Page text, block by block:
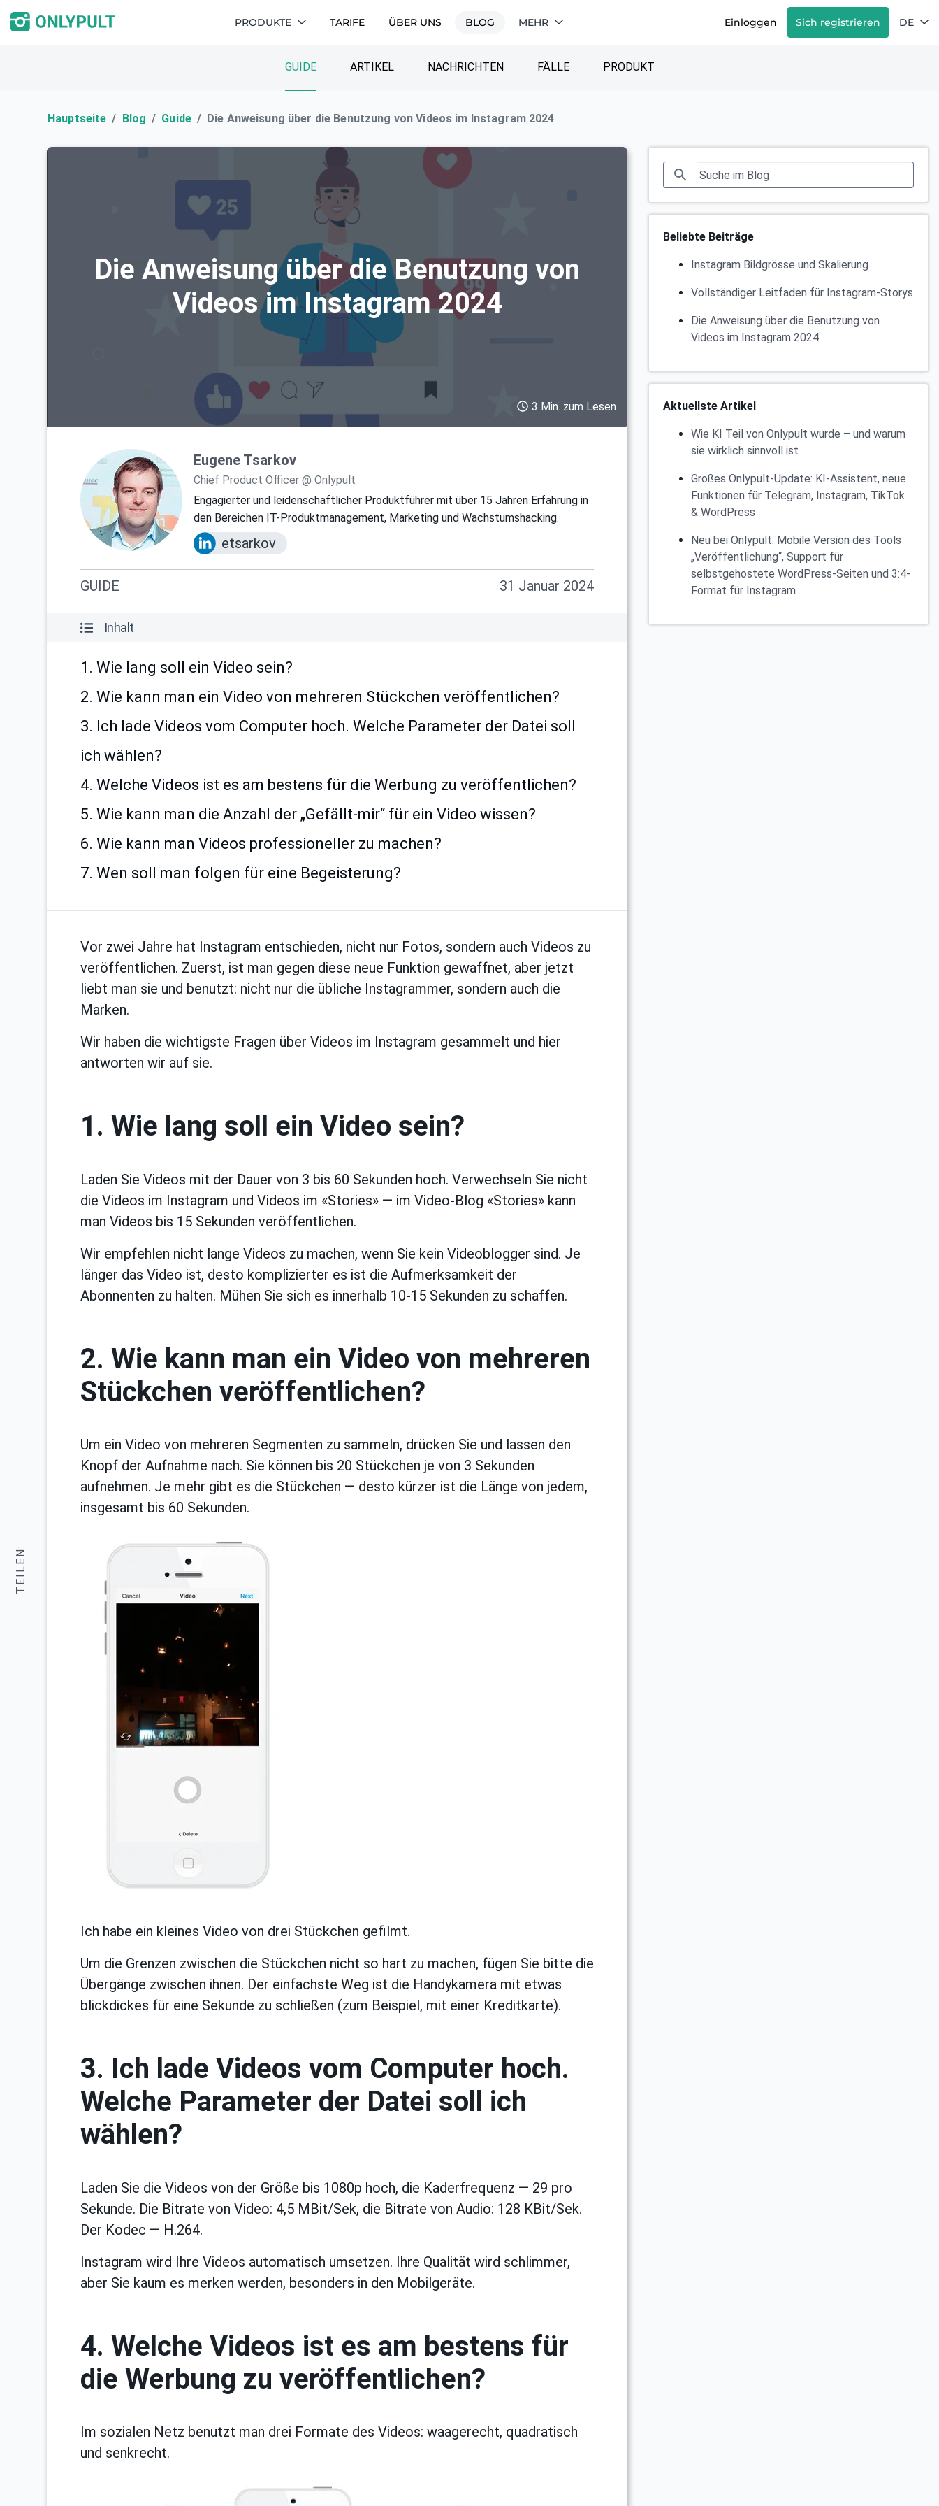
PRODUKTE TARIFE ÜBER UNS BLOG MEHR Einloggen Sich registrieren DE
GUIDE ARTIKEL NACHRICHTEN FÄLLE PRODUKT
Hauptseite Blog Guide Die Anweisung über die Benutzung von Videos im Instagram 2024
TEILEN:
Die Anweisung über die Benutzung von
Videos im Instagram 2024
3 Min. zum Lesen
Eugene Tsarkov
Chief Product Officer @ Onlypult
Engagierter und leidenschaftlicher Produktführer mit über 15 Jahren Erfahrung in
den Bereichen IT-Produktmanagement, Marketing und Wachstumshacking.
etsarkov
GUIDE 31 Januar 2024
Inhalt
1. Wie lang soll ein Video sein?
2. Wie kann man ein Video von mehreren Stückchen veröffentlichen?
3. Ich lade Videos vom Computer hoch. Welche Parameter der Datei soll
ich wählen?
4. Welche Videos ist es am bestens für die Werbung zu veröffentlichen?
5. Wie kann man die Anzahl der „Gefällt-mir“ für ein Video wissen?
6. Wie kann man Videos professioneller zu machen?
7. Wen soll man folgen für eine Begeisterung?
Vor zwei Jahre hat Instagram entschieden, nicht nur Fotos, sondern auch Videos zu
veröffentlichen. Zuerst, ist man gegen diese neue Funktion gewaffnet, aber jetzt
liebt man sie und benutzt: nicht nur die übliche Instagrammer, sondern auch die
Marken.
Wir haben die wichtigste Fragen über Videos im Instagram gesammelt und hier
antworten wir auf sie.
1. Wie lang soll ein Video sein?
Laden Sie Videos mit der Dauer von 3 bis 60 Sekunden hoch. Verwechseln Sie nicht
die Videos im Instagram und Videos im «Stories» — im Video-Blog «Stories» kann
man Videos bis 15 Sekunden veröffentlichen.
Wir empfehlen nicht lange Videos zu machen, wenn Sie kein Videoblogger sind. Je
länger das Video ist, desto komplizierter es ist die Aufmerksamkeit der
Abonnenten zu halten. Mühen Sie sich es innerhalb 10-15 Sekunden zu schaffen.
2. Wie kann man ein Video von mehreren
Stückchen veröffentlichen?
Um ein Video von mehreren Segmenten zu sammeln, drücken Sie und lassen den
Knopf der Aufnahme nach. Sie können bis 20 Stückchen je von 3 Sekunden
aufnehmen. Je mehr gibt es die Stückchen — desto kürzer ist die Länge von jedem,
insgesamt bis 60 Sekunden.
Ich habe ein kleines Video von drei Stückchen gefilmt.
Um die Grenzen zwischen die Stückchen nicht so hart zu machen, fügen Sie bitte die
Übergänge zwischen ihnen. Der einfachste Weg ist die Handykamera mit etwas
blickdickes für eine Sekunde zu schließen (zum Beispiel, mit einer Kreditkarte).
3. Ich lade Videos vom Computer hoch.
Welche Parameter der Datei soll ich
wählen?
Laden Sie die Videos von der Größe bis 1080р hoch, die Kaderfrequenz — 29 pro
Sekunde. Die Bitrate von Video: 4,5 МBit/Sek, die Bitrate von Audio: 128 КBit/Sek.
Der Kodec — Н.264.
Instagram wird Ihre Videos automatisch umsetzen. Ihre Qualität wird schlimmer,
aber Sie kaum es merken werden, besonders in den Mobilgeräte.
4. Welche Videos ist es am bestens für
die Werbung zu veröffentlichen?
Im sozialen Netz benutzt man drei Formate des Videos: waagerecht, quadratisch
und senkrecht.
Beliebte Beiträge
Instagram Bildgrösse und Skalierung
Vollständiger Leitfaden für Instagram-Storys
Die Anweisung über die Benutzung von
Videos im Instagram 2024
Aktuellste Artikel
Wie KI Teil von Onlypult wurde – und warum
sie wirklich sinnvoll ist
Großes Onlypult-Update: KI-Assistent, neue
Funktionen für Telegram, Instagram, TikTok
& WordPress
Neu bei Onlypult: Mobile Version des Tools
„Veröffentlichung“, Support für
selbstgehostete WordPress-Seiten und 3:4-
Format für Instagram